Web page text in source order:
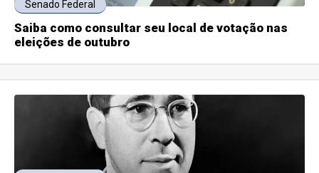
Senado Federal
Saiba como consultar seu local de votação nas
eleições de outubro